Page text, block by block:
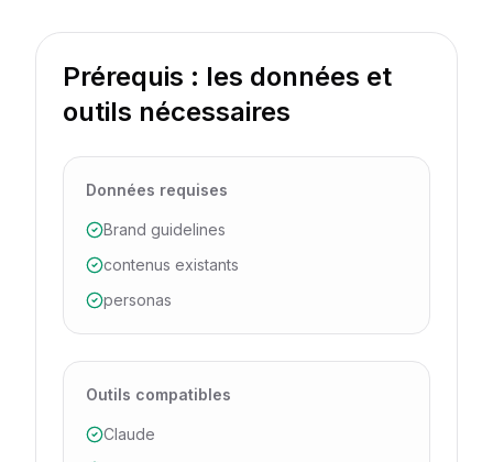
Prérequis : les données et
outils nécessaires
Données requises
Brand guidelines
contenus existants
personas
Outils compatibles
Claude